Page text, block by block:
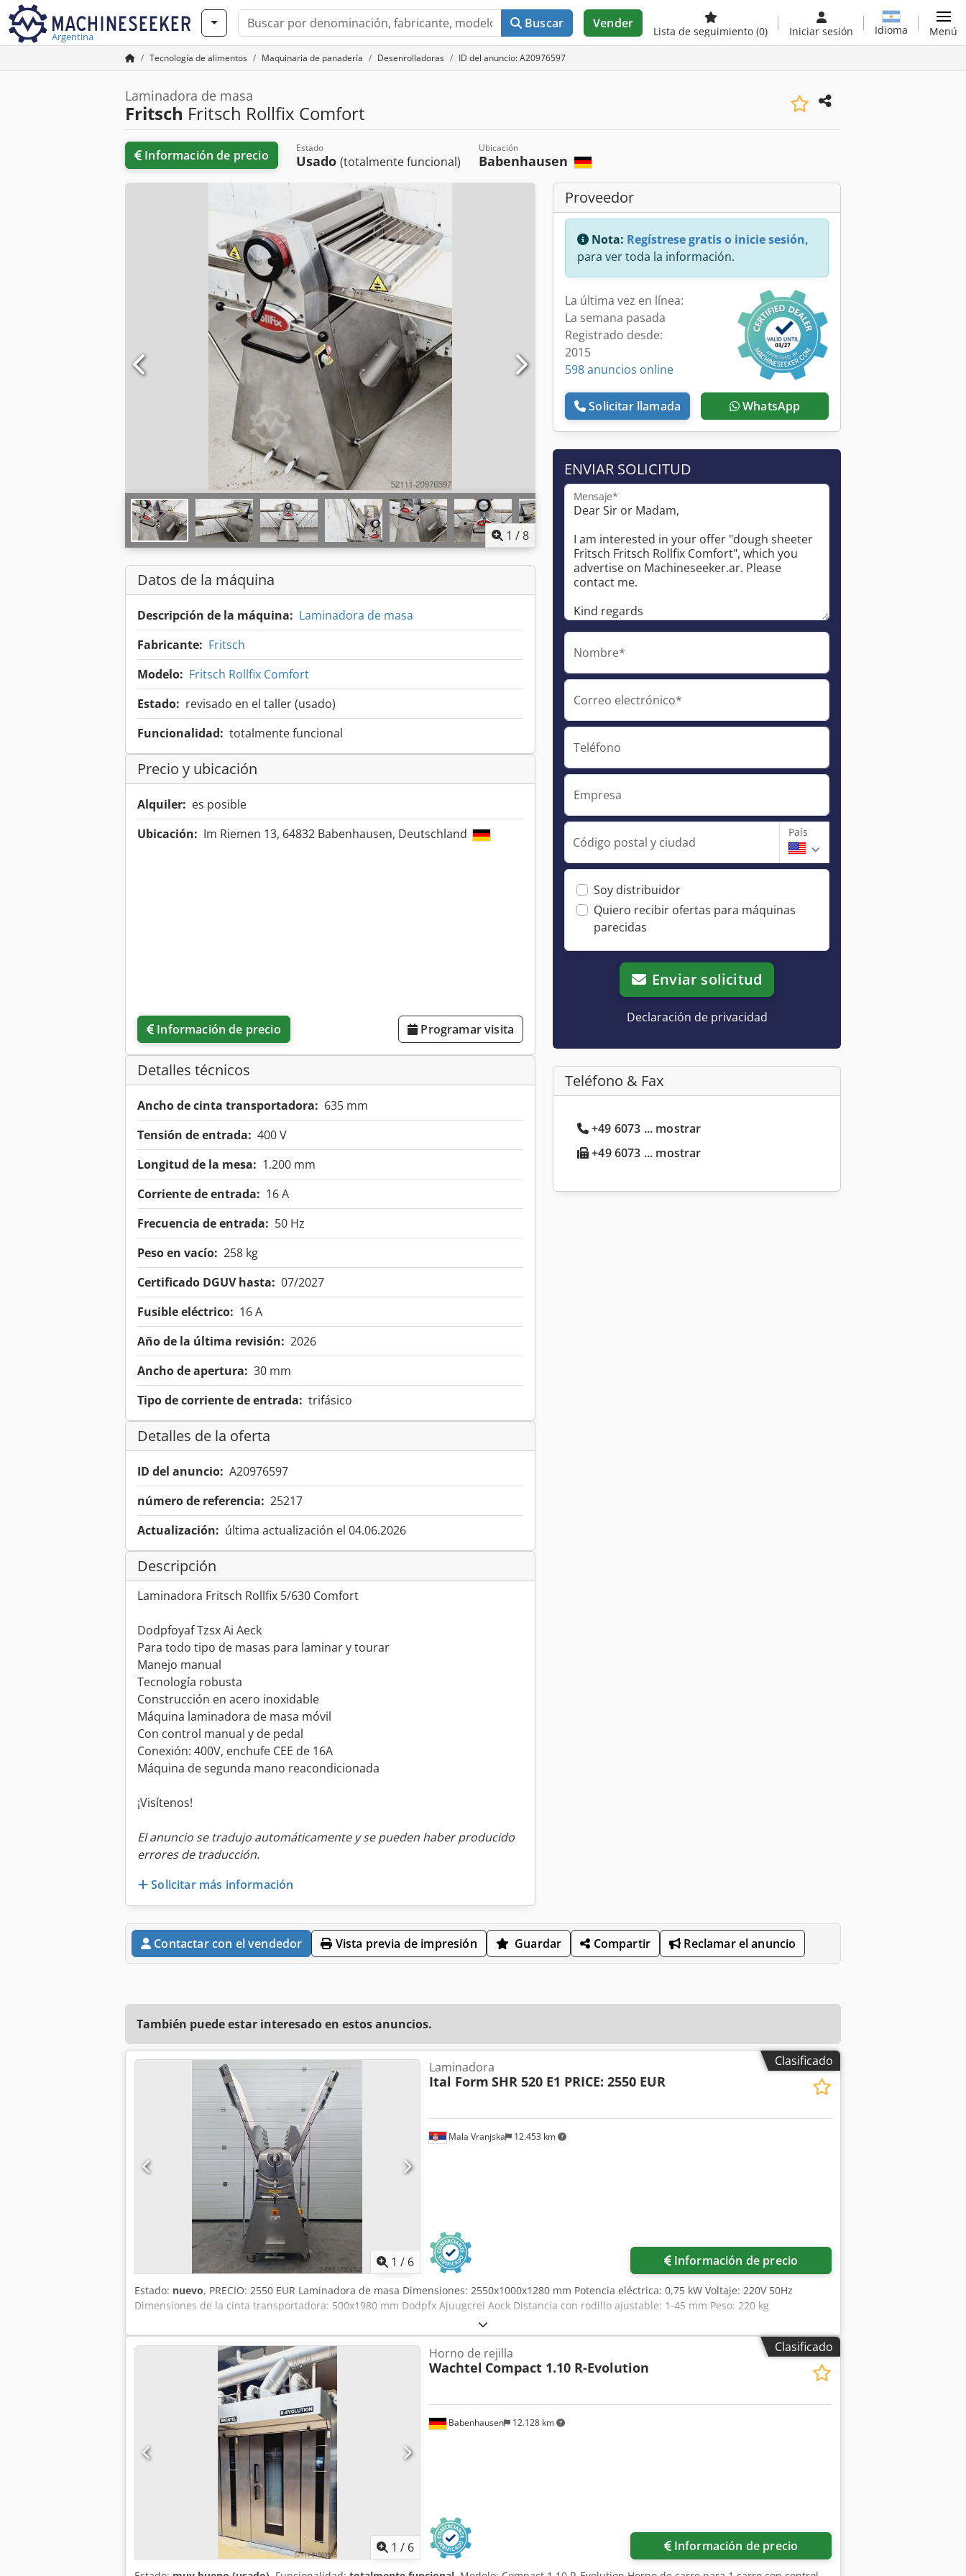
Argentina
Buscar Vender
Lista de seguimiento (0) Iniciar sesión Idioma Menú
Tecnología de alimentos Maquinaria de panadería Desenrolladoras ID del anuncio: A20976597
Laminadora de masa
Fritsch Fritsch Rollfix Comfort
Información de precio Estado
Usado (totalmente funcional)
Ubicación
Babenhausen
1 /8
Datos de la máquina
Descripción de la máquina: Laminadora de masa
Fabricante: Fritsch
Modelo: Fritsch Rollfix Comfort
Estado: revisado en el taller (usado)
Funcionalidad: totalmente funcional
Precio y ubicación
Alquiler: es posible
Ubicación: Im Riemen 13, 64832 Babenhausen, Deutschland
Información de precio Programar visita
Detalles técnicos
Ancho de cinta transportadora: 635 mm
Tensión de entrada: 400 V
Longitud de la mesa: 1.200 mm
Corriente de entrada: 16 A
Frecuencia de entrada: 50 Hz
Peso en vacío: 258 kg
Certificado DGUV hasta: 07/2027
Fusible eléctrico: 16 A
Año de la última revisión: 2026
Ancho de apertura: 30 mm
Tipo de corriente de entrada: trifásico
Detalles de la oferta
ID del anuncio: A20976597
número de referencia: 25217
Actualización: última actualización el 04.06.2026
Descripción
Laminadora Fritsch Rollfix 5/630 Comfort
Dodpfoyaf Tzsx Ai Aeck
Para todo tipo de masas para laminar y tourar
Manejo manual
Tecnología robusta
Construcción en acero inoxidable
Máquina laminadora de masa móvil
Con control manual y de pedal
Conexión: 400V, enchufe CEE de 16A
Máquina de segunda mano reacondicionada
¡Visítenos!
El anuncio se tradujo automáticamente y se pueden haber producido
errores de traducción.
Solicitar más información
Proveedor
Nota: Regístrese gratis o inicie sesión,
para ver toda la información.
La última vez en línea:
La semana pasada
Registrado desde:
2015
598 anuncios online
Solicitar llamada WhatsApp
ENVIAR SOLICITUD
Mensaje*
Nombre*
Correo electrónico*
Teléfono
Empresa
Código postal y ciudad
País
Soy distribuidor
Quiero recibir ofertas para máquinas
parecidas
Enviar solicitud
Declaración de privacidad
Teléfono & Fax
+49 6073 ... mostrar
+49 6073 ... mostrar
Contactar con el vendedor Vista previa de impresión Guardar Compartir Reclamar el anuncio
También puede estar interesado en estos anuncios.
Clasificado
1 / 6
Mala Vranjska 12.453 km
Laminadora
Ital Form SHR 520 E1 PRICE: 2550 EUR
Información de precio
Estado: nuevo, PRECIO: 2550 EUR Laminadora de masa Dimensiones: 2550x1000x1280 mm Potencia eléctrica: 0,75 kW Voltaje: 220V 50Hz
Dimensiones de la cinta transportadora: 500x1980 mm Dodpfx Ajuugcrei Aock Distancia con rodillo ajustable: 1-45 mm Peso: 220 kg
Clasificado
1 / 6
Babenhausen 12.128 km
Horno de rejilla
Wachtel Compact 1.10 R-Evolution
Información de precio